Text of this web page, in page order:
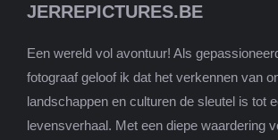
JERREPICTURES.BE
Een wereld vol avontuur! Als
fotograaf geloof ik dat het verkennen van
landschappen en culturen de sleutel is tot
levensverhaal. Met een diepe waardering